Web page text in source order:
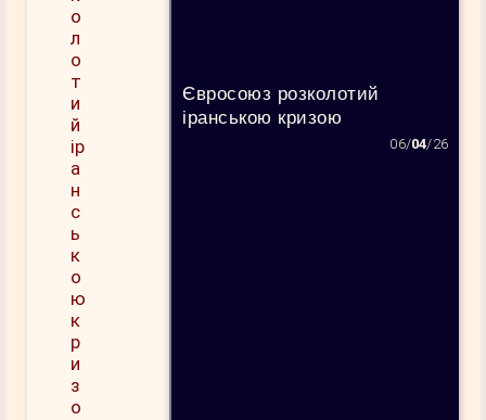
Євросоюз розколотий
іранською кризою
06/04/26